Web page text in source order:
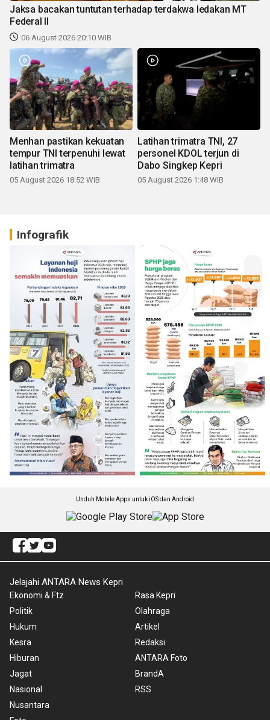
Jaksa bacakan tuntutan terhadap terdakwa ledakan MT
Federal II
06 August 2026 20:10 WIB
Menhan pastikan kekuatan
tempur TNI terpenuhi lewat
latihan trimatra
05 August 2026 18:52 WIB
Latihan trimatra TNI, 27
personel KDOL terjun di
Dabo Singkep Kepri
05 August 2026 1:48 WIB
Infografik
Unduh Mobile Apps untuk iOS dan Android
Jelajahi ANTARA News Kepri
Ekonomi & Ftz
Politik
Hukum
Kesra
Hiburan
Jagat
Nasional
Nusantara
Rasa Kepri
Olahraga
Artikel
Redaksi
ANTARA Foto
BrandA
RSS